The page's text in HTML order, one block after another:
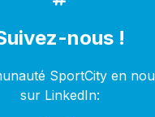
nous !
SportCity en
sur LinkedIn: